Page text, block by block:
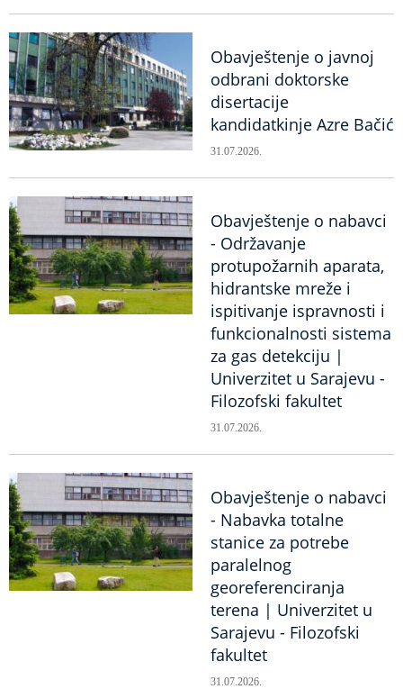
Obavještenje o javnoj
odbrani doktorske
disertacije
kandidatkinje Azre Bačić
31.07.2026.
Obavještenje o nabavci
- Održavanje
protupožarnih aparata,
hidrantske mreže i
ispitivanje ispravnosti i
funkcionalnosti sistema
za gas detekciju |
Univerzitet u Sarajevu -
Filozofski fakultet
31.07.2026.
Obavještenje o nabavci
- Nabavka totalne
stanice za potrebe
paralelnog
georeferenciranja
terena | Univerzitet u
Sarajevu - Filozofski
fakultet
31.07.2026.